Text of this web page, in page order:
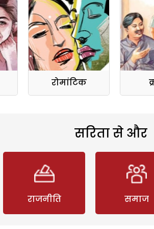
रोमांटिक
सरिता से और
राजनीति समाज